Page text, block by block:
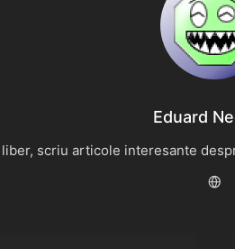
Eduard
scriu articole interesante